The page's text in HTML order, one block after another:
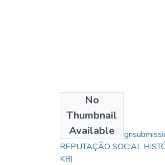
No
Thumbnail
Available
Sérgio Pacheco
REPUTAÇÃO SOCIAL
KB)